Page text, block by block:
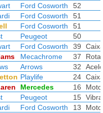
Ford Cosworth
52
Ford Cosworth
51
Ford Cosworth
51
Peugeot
50
Ford Cosworth 39
Mecachrome 37
Arrows 32
Playlife 24
Mercedes 16
Peugeot 15
Ford Cosworth 13